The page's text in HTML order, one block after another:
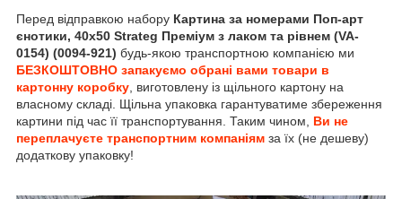
Перед відправкою набору Картина за номерами Поп-арт
єнотики, 40х50 Strateg Преміум з лаком та рівнем (VA-
0154) (0094-921) будь-якою транспортною компанією ми
БЕЗКОШТОВНО запакуємо обрані вами товари в
картонну коробку , виготовлену із щільного картону на
власному складі. Щільна упаковка гарантуватиме збереження
картини під час її транспортування. Таким чином, Ви не
переплачуєте транспортним компаніям за їх (не дешеву)
додаткову упаковку!